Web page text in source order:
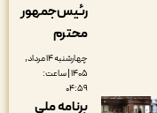
رئیس‌جمهور
چهارشنبه ۱۴ مرداد,
۱۴۰۵ | ساعت:
برنامه ملی